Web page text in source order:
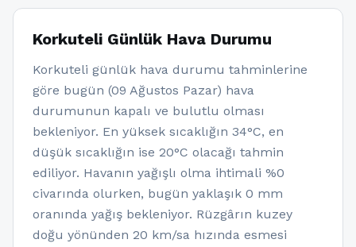
Korkuteli Günlük Hava Durumu
Korkuteli günlük hava durumu tahminlerine
göre bugün (09 Ağustos Pazar) hava
durumunun kapalı ve bulutlu olması
bekleniyor. En yüksek sıcaklığın 34°C, en
düşük sıcaklığın ise 20°C olacağı tahmin
ediliyor. Havanın yağışlı olma ihtimali %0
civarında olurken, bugün yaklaşık 0 mm
oranında yağış bekleniyor. Rüzgârın kuzey
doğu yönünden 20 km/sa hızında esmesi